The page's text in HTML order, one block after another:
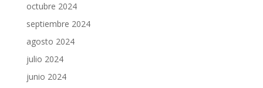
octubre 2024
septiembre 2024
agosto 2024
julio 2024
junio 2024